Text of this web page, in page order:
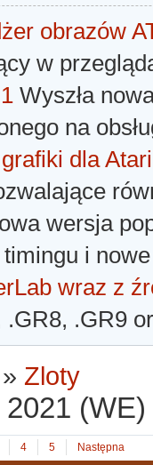
obrazów
w
Wyszła
na
dla Atari
wersja
i
wraz z
.GR9
» Zloty
4 5 Następna